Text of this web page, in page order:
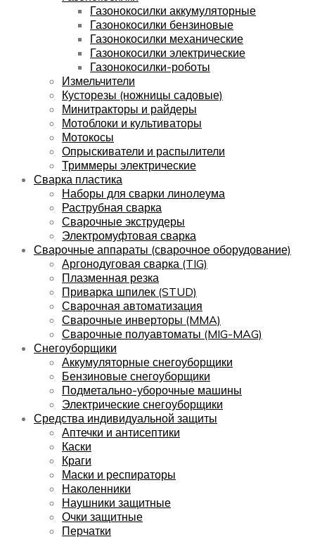
Газонокосилки аккумуляторные
Газонокосилки бензиновые
Газонокосилки механические
Газонокосилки электрические
Газонокосилки-роботы
Измельчители
Кусторезы (ножницы садовые)
Минитракторы и райдеры
Мотоблоки и культиваторы
Мотокосы
Опрыскиватели и распылители
Триммеры электрические
Сварка пластика
Наборы для сварки линолеума
Раструбная сварка
Сварочные экструдеры
Электромуфтовая сварка
Сварочные аппараты (сварочное оборудование)
Аргонодуговая сварка (TIG)
Плазменная резка
Приварка шпилек (STUD)
Сварочная автоматизация
Сварочные инверторы (MMA)
Сварочные полуавтоматы (MIG-MAG)
Снегоуборщики
Аккумуляторные снегоуборщики
Бензиновые снегоуборщики
Подметально-уборочные машины
Электрические снегоуборщики
Средства индивидуальной защиты
Аптечки и антисептики
Каски
Краги
Маски и респираторы
Наколенники
Наушники защитные
Очки защитные
Перчатки